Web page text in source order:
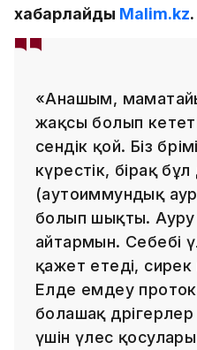
хабарлайды Malim.kz.
«Анашым,
жақсы болып
сендік қой. Біз
күрестік, бірақ
(аутоиммундық
болып шықты. Ауру
айтармын. Себебі
қажет етеді, сирек
Елде емдеу
болашақ
үшін үлес